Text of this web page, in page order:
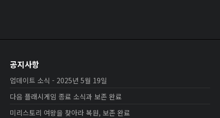
공지사항
업데이트 소식 - 2025년 5월 19일
다음 플래시게임 종료 소식과 보존 완료
미리스토리 여왕을 찾아라 복원, 보존 완료